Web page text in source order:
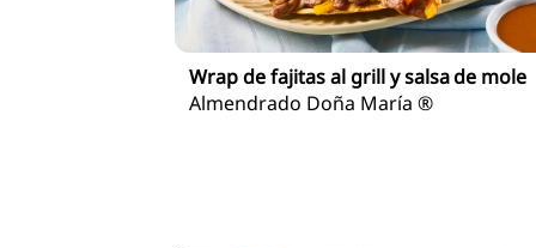
Wrap de fajitas al grill y salsa de mole
Almendrado Doña María ®